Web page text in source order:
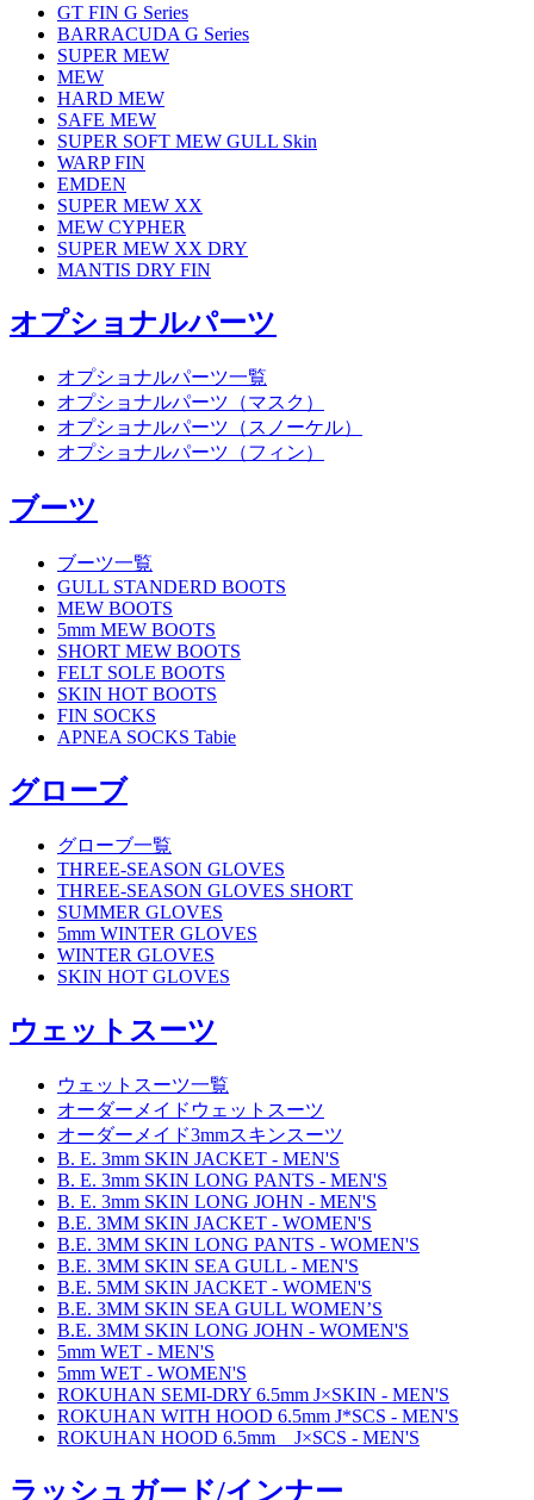
GT FIN G Series
BARRACUDA G Series
SUPER MEW
MEW
HARD MEW
SAFE MEW
SUPER SOFT MEW GULL Skin
WARP FIN
EMDEN
SUPER MEW XX
MEW CYPHER
SUPER MEW XX DRY
MANTIS DRY FIN
オプショナルパーツ
オプショナルパーツ一覧
オプショナルパーツ（マスク）
オプショナルパーツ（スノーケル）
オプショナルパーツ（フィン）
ブーツ
ブーツ一覧
GULL STANDERD BOOTS
MEW BOOTS
5mm MEW BOOTS
SHORT MEW BOOTS
FELT SOLE BOOTS
SKIN HOT BOOTS
FIN SOCKS
APNEA SOCKS Tabie
グローブ
グローブ一覧
THREE-SEASON GLOVES
THREE-SEASON GLOVES SHORT
SUMMER GLOVES
5mm WINTER GLOVES
WINTER GLOVES
SKIN HOT GLOVES
ウェットスーツ
ウェットスーツ一覧
オーダーメイドウェットスーツ
オーダーメイド3mmスキンスーツ
B. E. 3mm SKIN JACKET - MEN'S
B. E. 3mm SKIN LONG PANTS - MEN'S
B. E. 3mm SKIN LONG JOHN - MEN'S
B.E. 3MM SKIN JACKET - WOMEN'S
B.E. 3MM SKIN LONG PANTS - WOMEN'S
B.E. 3MM SKIN SEA GULL - MEN'S
B.E. 5MM SKIN JACKET - WOMEN'S
B.E. 3MM SKIN SEA GULL WOMEN’S
B.E. 3MM SKIN LONG JOHN - WOMEN'S
5mm WET - MEN'S
5mm WET - WOMEN'S
ROKUHAN SEMI-DRY 6.5mm J×SKIN - MEN'S
ROKUHAN WITH HOOD 6.5mm J*SCS - MEN'S
ROKUHAN HOOD 6.5mm J×SCS - MEN'S
ラッシュガード/インナー